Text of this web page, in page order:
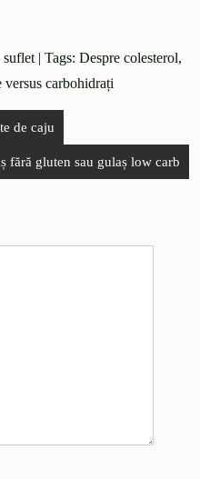
suflet | Tags: Despre colesterol,
carbohidrați
de caju
fără gluten sau gulaș low carb